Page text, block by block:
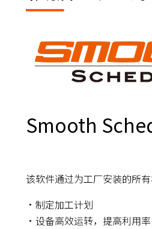
Smooth
该软件通过为工厂安装的所
・制定加工计划
・设备高效运转，提高利用率